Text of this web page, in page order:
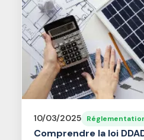
10/03/2025
Comprendre la loi